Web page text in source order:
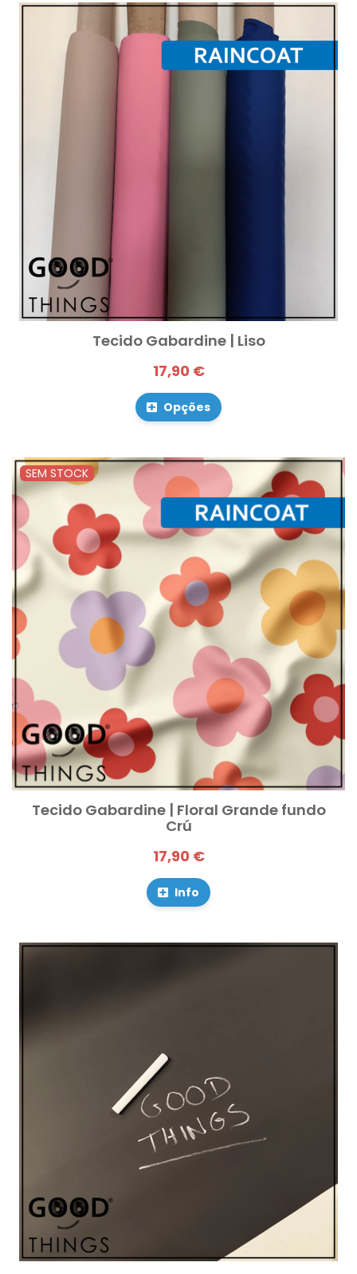
Tecido Gabardine | Liso
17,90 €
Opções
SEM STOCK
Tecido Gabardine | Floral Grande fundo
Crú
17,90 €
Info